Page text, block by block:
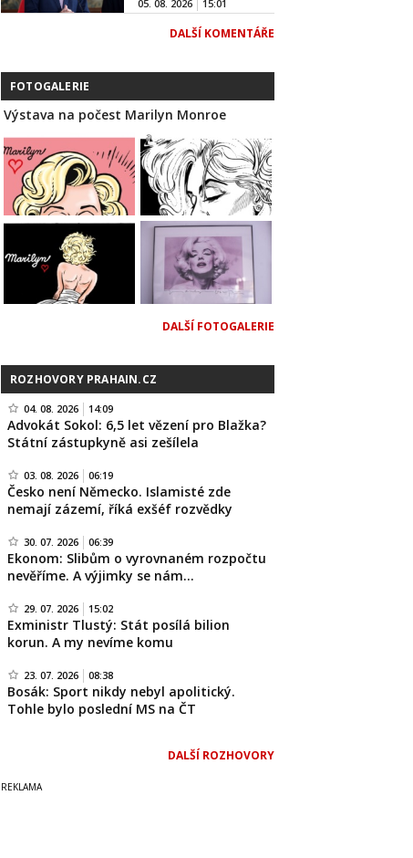
05. 08. 2026 15:01
DALŠÍ KOMENTÁŘE
FOTOGALERIE
Výstava na počest Marilyn Monroe
DALŠÍ FOTOGALERIE
ROZHOVORY PRAHAIN.CZ
04. 08. 2026 14:09
Advokát Sokol: 6,5 let vězení pro Blažka?
Státní zástupkyně asi zešílela
03. 08. 2026 06:19
Česko není Německo. Islamisté zde
nemají zázemí, říká exšéf rozvědky
30. 07. 2026 06:39
Ekonom: Slibům o vyrovnaném rozpočtu
nevěříme. A výjimky se nám…
29. 07. 2026 15:02
Exministr Tlustý: Stát posílá bilion
korun. A my nevíme komu
23. 07. 2026 08:38
Bosák: Sport nikdy nebyl apolitický.
Tohle bylo poslední MS na ČT
DALŠÍ ROZHOVORY